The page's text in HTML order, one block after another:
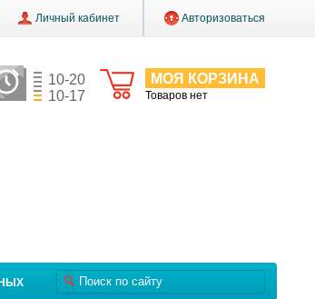
Личный кабинет Авторизоваться
МОЯ КОРЗИНА
Товаров нет
10-20
10-17